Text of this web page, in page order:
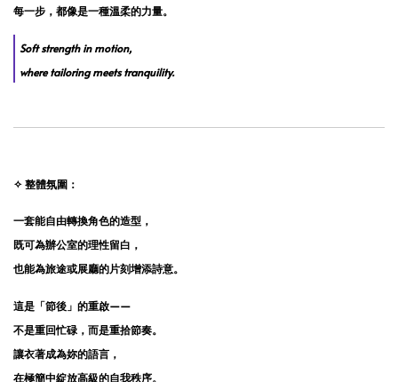
每一步，都像是一種溫柔的力量。
Soft strength in motion,
where tailoring meets tranquility.
✧ 整體氛圍：
一套能自由轉換角色的造型，
既可為辦公室的理性留白，
也能為旅途或展廳的片刻增添詩意。
這是「節後」的重啟——
不是重回忙碌，而是重拾節奏。
讓衣著成為妳的語言，
在極簡中綻放高級的自我秩序。